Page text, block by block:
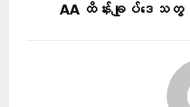
AA ထိန်းချုပ်ဒေသ